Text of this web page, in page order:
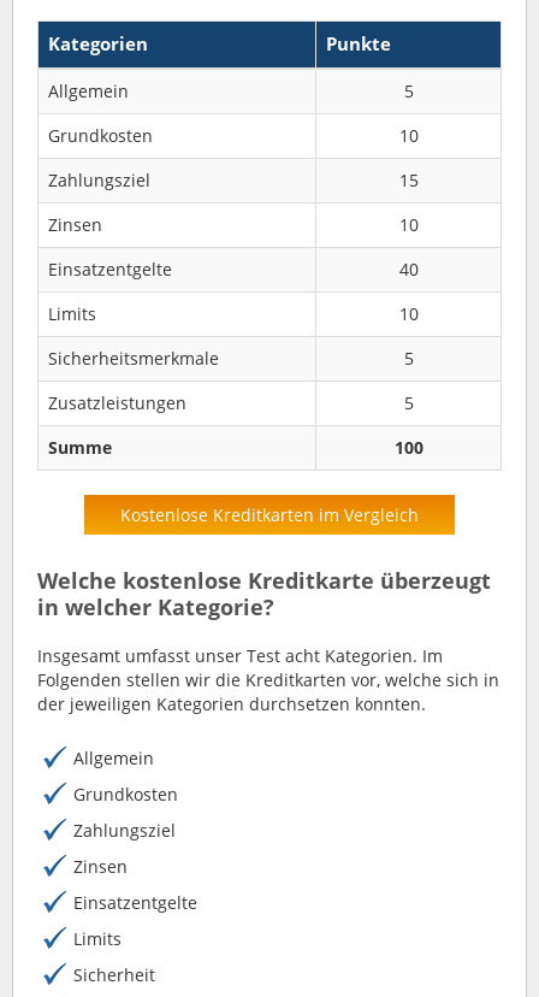
Kategorien Punkte
Allgemein
5
Grundkosten
10
Zahlungsziel
15
Zinsen
10
Einsatzentgelte
40
Limits
10
Sicherheitsmerkmale
5
Zusatzleistungen
5
Summe
100
Kostenlose Kreditkarten im Vergleich
Welche kostenlose Kreditkarte überzeugt
in welcher Kategorie?
Insgesamt umfasst unser Test acht Kategorien. Im
Folgenden stellen wir die Kreditkarten vor, welche sich in
der jeweiligen Kategorien durchsetzen konnten.
Allgemein
Grundkosten
Zahlungsziel
Zinsen
Einsatzentgelte
Limits
Sicherheit